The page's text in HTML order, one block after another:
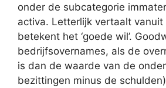
onder de subcategorie
activa. Letterlijk vertaalt vanuit
betekent het ‘goede wil’.
bedrijfsovernames, als de
is dan de waarde van de
bezittingen minus de